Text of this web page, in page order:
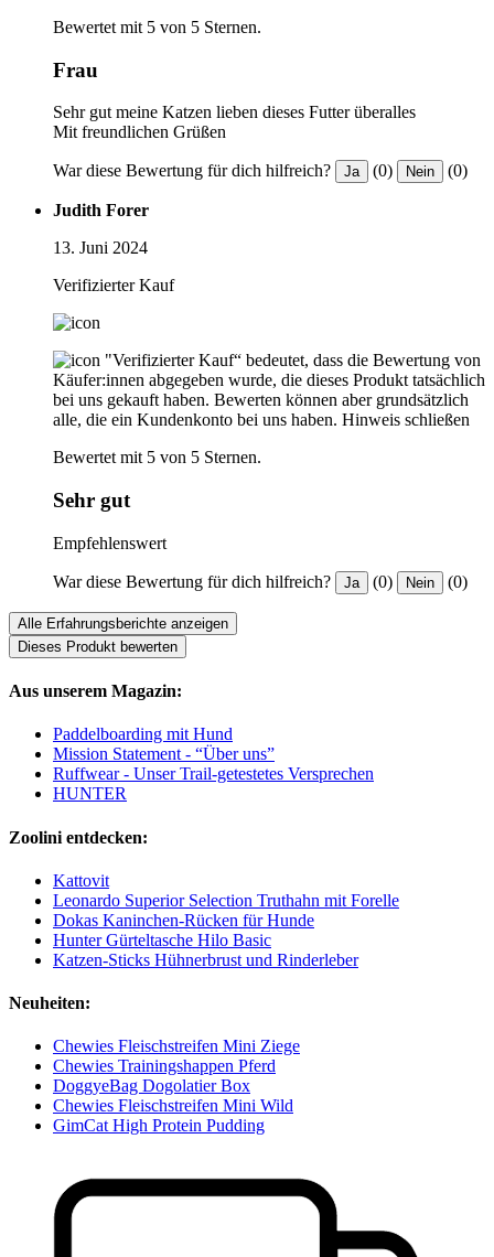
Bewertet mit 5 von 5 Sternen.
Frau
Sehr gut meine Katzen lieben dieses Futter überalles
Mit freundlichen Grüßen
War diese Bewertung für dich hilfreich? Ja (0) Nein (0)
Judith Forer
13. Juni 2024
Verifizierter Kauf
"Verifizierter Kauf“ bedeutet, dass die Bewertung von
Käufer:innen abgegeben wurde, die dieses Produkt tatsächlich
bei uns gekauft haben. Bewerten können aber grundsätzlich
alle, die ein Kundenkonto bei uns haben. Hinweis schließen
Bewertet mit 5 von 5 Sternen.
Sehr gut
Empfehlenswert
War diese Bewertung für dich hilfreich? Ja (0) Nein (0)
Alle Erfahrungsberichte anzeigen
Dieses Produkt bewerten
Aus unserem Magazin:
Paddelboarding mit Hund
Mission Statement - “Über uns”
Ruffwear - Unser Trail-getestetes Versprechen
HUNTER
Zoolini entdecken:
Kattovit
Leonardo Superior Selection Truthahn mit Forelle
Dokas Kaninchen-Rücken für Hunde
Hunter Gürteltasche Hilo Basic
Katzen-Sticks Hühnerbrust und Rinderleber
Neuheiten:
Chewies Fleischstreifen Mini Ziege
Chewies Trainingshappen Pferd
DoggyeBag Dogolatier Box
Chewies Fleischstreifen Mini Wild
GimCat High Protein Pudding